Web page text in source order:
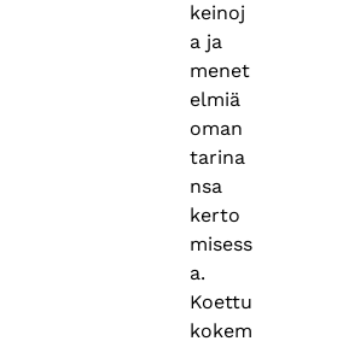
keinoj
a ja
menet
elmiä
oman
tarina
nsa
kerto
misess
a.
Koettu
kokem